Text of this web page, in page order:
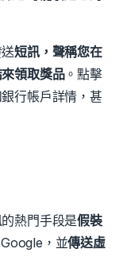
短訊，聲稱您在
領取獎品。點擊
行帳戶詳情，甚
熱門手段是假裝
，並傳送虛